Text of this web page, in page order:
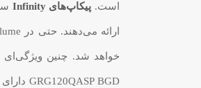
است. پیکاپ‌های Infinity
GRG120QASP BGD دارای دو پیکاپ هامباکر Infinity است. این پیکاپ‌ها با آرایش